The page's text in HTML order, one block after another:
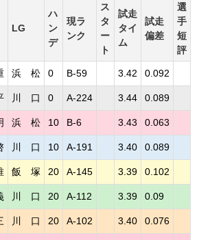
LG
ハ
ン
デ
現ラ
ンク
ス
タ
ー
ト
試走
タイ
ム
試走
偏差
選
手
短
評
浜 松 0 B-59 3.42 0.092
川 口 0 A-224 3.44 0.089
浜 松 10 B-6 3.43 0.063
川 口 10 A-191 3.40 0.089
飯 塚 20 A-145 3.39 0.102
川 口 20 A-112 3.39 0.09
川 口 20 A-102 3.40 0.076